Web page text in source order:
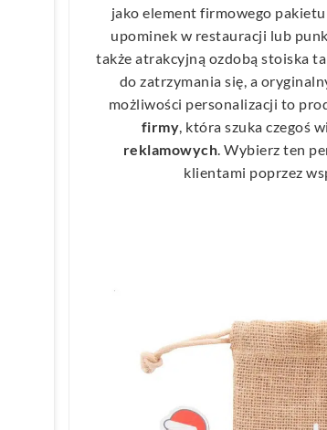
jako element firmowego
upominek w restauracji lub
także atrakcyjną ozdobą stoiska
do zatrzymania się, a
możliwości personalizacji to
firmy, która szuka czegoś
reklamowych. Wybierz ten
klientami poprzez